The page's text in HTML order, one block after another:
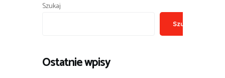
Szukaj
Szukaj
Ostatnie wpisy